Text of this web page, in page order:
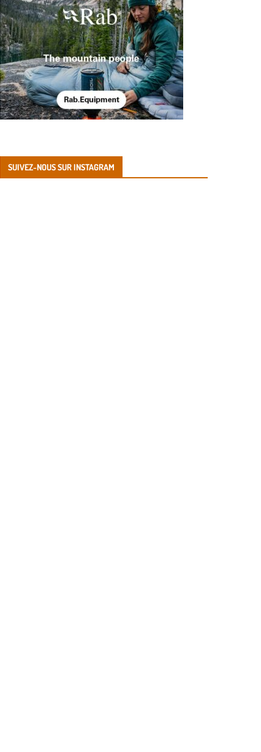
SUIVEZ-NOUS SUR INSTAGRAM